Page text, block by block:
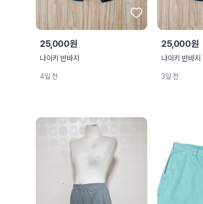
25,000원
나이키 반바지
4일 전
25,000원
나이키 반바지
3일 전